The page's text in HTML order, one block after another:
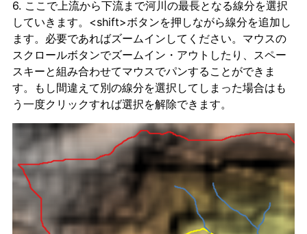
6. ここで上流から下流まで河川の最長となる線分を選択
していきます。<shift>ボタンを押しながら線分を追加し
ます。必要であればズームインしてください。マウスの
スクロールボタンでズームイン・アウトしたり、スペー
スキーと組み合わせてマウスでパンすることができま
す。もし間違えて別の線分を選択してしまった場合はも
う一度クリックすれば選択を解除できます。